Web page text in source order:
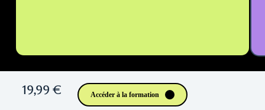
19,99 € Accéder à la formation